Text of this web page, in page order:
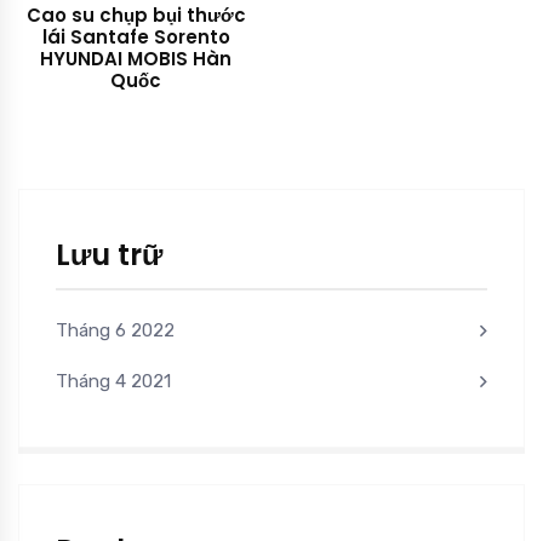
Lưu trữ
Tháng 6 2022
Tháng 4 2021
Cao su chụp bụi thước
lái Santafe Sorento
HYUNDAI MOBIS Hàn
Quốc